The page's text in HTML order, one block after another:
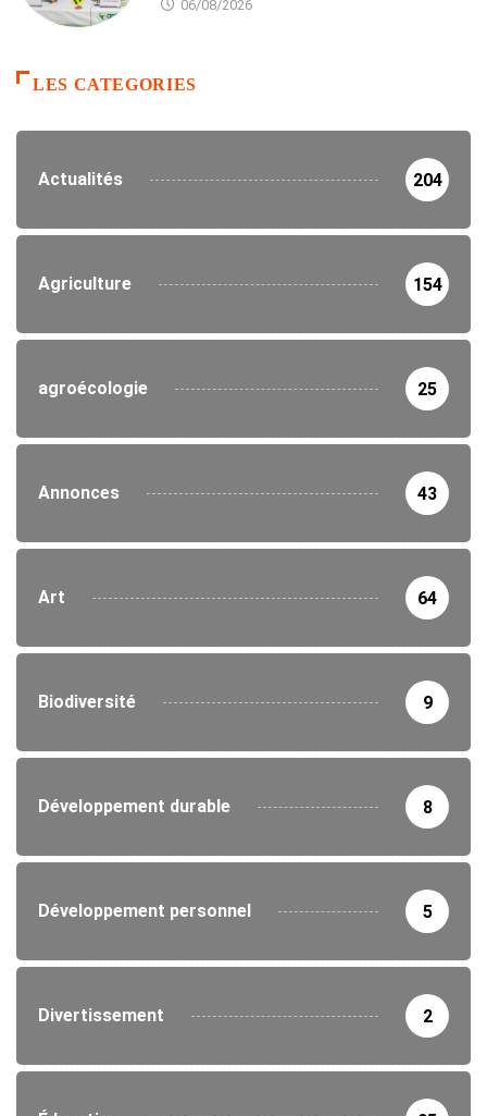
06/08/2026
LES CATEGORIES
Actualités 204
Agriculture 154
agroécologie 25
Annonces 43
Art 64
Biodiversité 9
Développement durable 8
Développement personnel 5
Divertissement 2